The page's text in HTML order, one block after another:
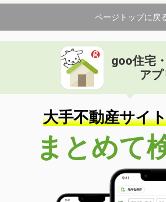
ページトップに戻
goo住宅
アプ
大手不動産サイ
まとめて